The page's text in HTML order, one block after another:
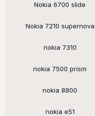
Nokia 6700 slide
Nokia 7210 supernova
nokia 7310
nokia 7500 prism
nokia 8800
nokia e51